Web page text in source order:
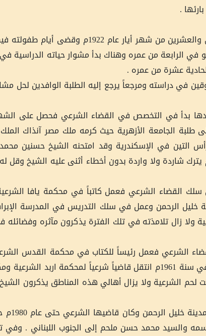
.
ولد سماحة الشيخ رجب في مدينة خليل الرحمن في الثاني والعشرين من شهر
في الرابعة من عمره وهناك بدأ مشوار حياته الدراسية
عشرة من عمره .
في دراسته ومرجعاً يرجع إليه الطلبة الوافدين لحل
العالية ( الليسانس ) عام 1944م وبعدها بدأ في التخصص في القضاء الشرعي فحصل
دفعته وعلى طلبة الجامعة الأزهرية حيث كرمه ملك مصر آنذاك
التين في الإسكندرية وقد امتحنه الشيخ حسنين
شاردة ولا واردة بدون أخطاء أثنى عليه الشيخ وقل
القضاء الشرعي فعمل كاتباً في محكمة يافا
مدينة خليل الرحمن وعمل في سلك التدريس في المدرسة
ولا زال تلامذته في تلك الفترة يذكرون مآثره
سلك القضاء الشرعي فعمل رئيساً للكتاب في محكمة القدس
سنة 1958م عين قاضياً شرعياً في محكمة أريحا الشرعية وفي سنة 1961م انتقل قاضياً شرعياً
محكمة بيت لحم الشرعية ولا يزال أهالي هذه المناطق يذكرون
وفي سنة 1968م
والسيد محمد حسن ملحم إلى الجنوب اللبناني . وفي